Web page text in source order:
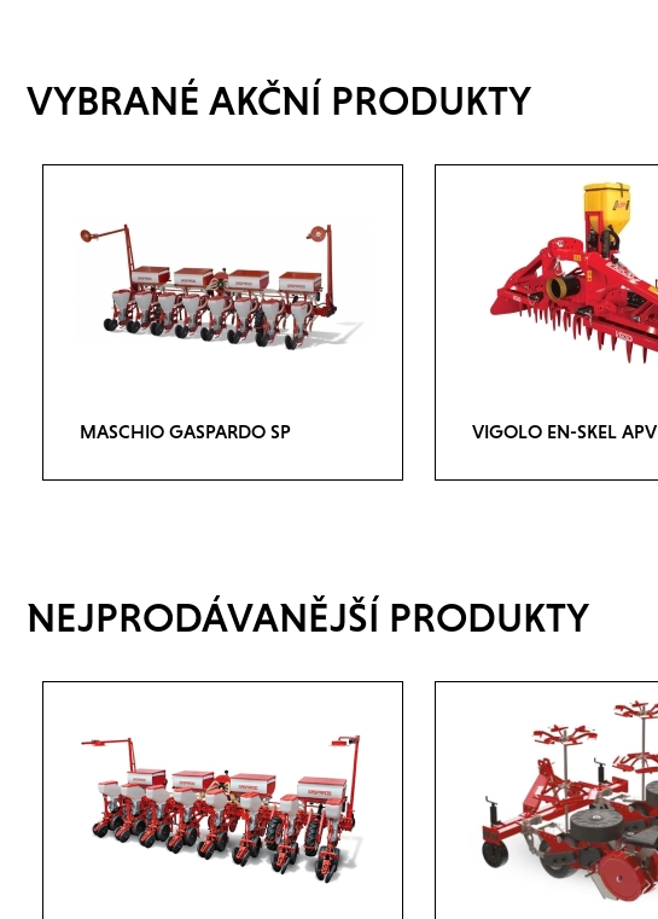
VYBRANÉ AKČNÍ PRODUKTY
MASCHIO GASPARDO SP VIGOLO EN-SKEL APV
NEJPRODÁVANĚJŠÍ PRODUKTY